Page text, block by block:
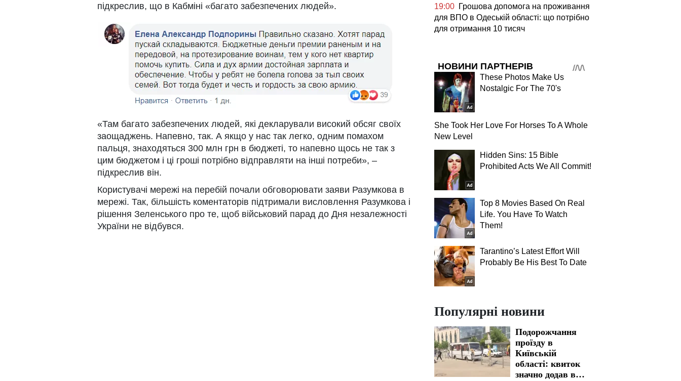
підкреслив, що в Кабміні «багато забезпечених людей».
«Там багато забезпечених людей, які декларували високий обсяг своїх
заощаджень. Напевно, так. А якщо у нас так легко, одним помахом
пальця, знаходяться 300 млн грн в бюджеті, то напевно щось не так з
цим бюджетом і ці гроші потрібно відправляти на інші потреби», –
підкреслив він.
Користувачі мережі на перебій почали обговорювати заяви Разумкова в
мережі. Так, більшість коментаторів підтримали висловлення Разумкова і
рішення Зеленського про те, щоб військовий парад до Дня незалежності
України не відбувся.
19:00 Грошова допомога на проживання
для ВПО в Одеській області: що потрібно
для отримання 10 тисяч
НОВИНИ ПАРТНЕРІВ
These Photos Make Us
Nostalgic For The 70's
She Took Her Love For Horses To A Whole
New Level
Hidden Sins: 15 Bible
Prohibited Acts We All Commit!
Top 8 Movies Based On Real
Life. You Have To Watch
Them!
Tarantino’s Latest Effort Will
Probably Be His Best To Date
Популярні новини
Подорожчання
проїзду в
Київській
області: квиток
значно додав в